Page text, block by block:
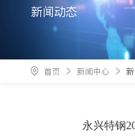
新闻动态
首页 新闻中心
永兴特钢